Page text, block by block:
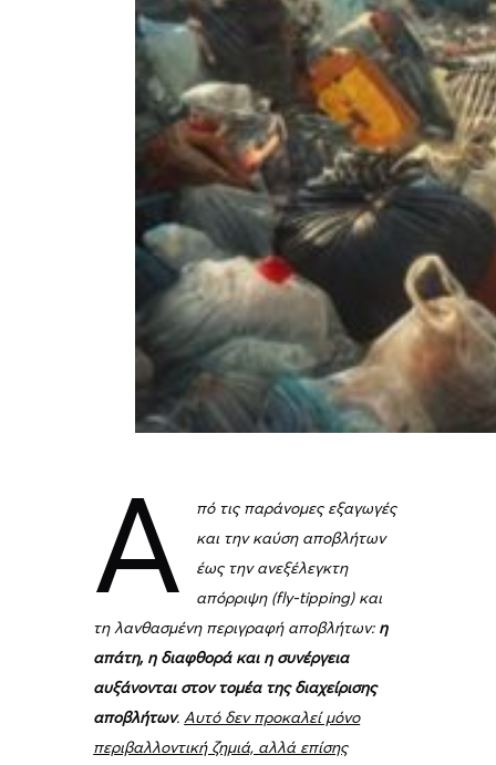
Α
πό τις παράνομες εξαγωγές
και την καύση αποβλήτων
έως την ανεξέλεγκτη
απόρριψη (fly-tipping) και
τη λανθασμένη περιγραφή αποβλήτων: η
απάτη, η διαφθορά και η συνέργεια
αυξάνονται στον τομέα της διαχείρισης
αποβλήτων.Αυτό δεν προκαλεί μόνο
περιβαλλοντική ζημιά, αλλά επίσης